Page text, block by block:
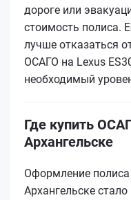
дороге или
стоимость полиса.
лучше отказаться
ОСАГО на Lexus
необходимый
Где купить
Архангельске
Оформление
Архангельске